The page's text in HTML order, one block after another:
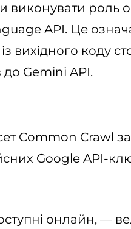
виконувати роль
API. Це
вихідного коду
до Gemini API.
Common Crawl
Google API-
онлайн, —